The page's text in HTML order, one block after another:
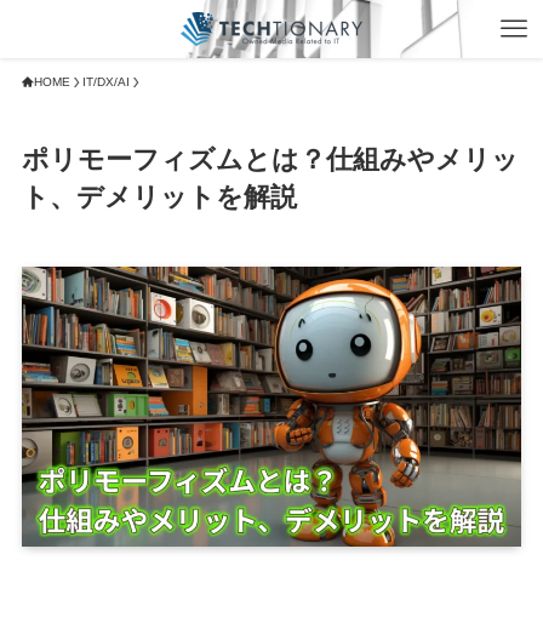
HOME IT/DX/AI
ポリモーフィズムとは？仕組みやメリッ
ト、デメリットを解説